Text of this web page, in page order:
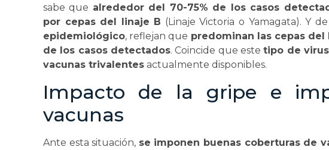
sabe que alrededor del 70-75% de los casos
por cepas del linaje B (Linaje Victoria o Yamagata). Y
epidemiológico, reflejan que predominan las cepas del
de los casos detectados. Coincide que estetipo de virus
vacunas trivalentes actualmente disponibles.
Impacto de la gripe e
vacunas
Ante esta situación, se imponen buenas coberturas de